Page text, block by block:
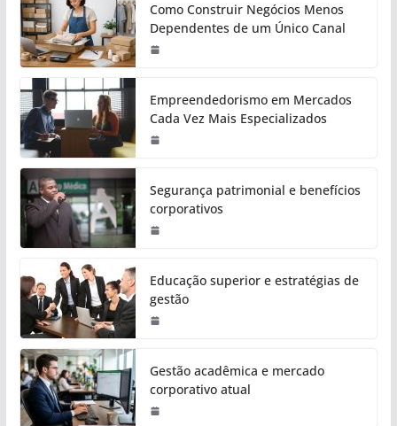
Como Construir Negócios Menos
Dependentes de um Único Canal
Empreendedorismo em Mercados
Cada Vez Mais Especializados
Segurança patrimonial e benefícios
corporativos
Educação superior e estratégias de
gestão
Gestão acadêmica e mercado
corporativo atual